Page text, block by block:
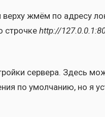
жмём по адре­су
строч­ке http://
сер­ве­ра. Здесь
по умол­ча­нию, но я